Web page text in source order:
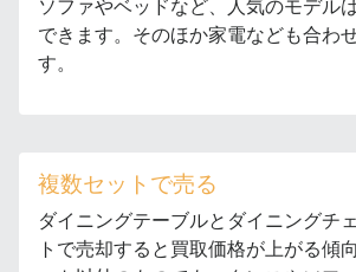
ソファやベッドなど、人気のモデル
できます。そのほか家電なども合わ
す。
複数セットで売る
ダイニングテーブルとダイニングチ
トで売却すると買取価格が上がる傾